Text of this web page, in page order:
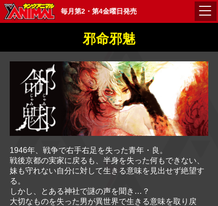
毎月第2・第4金曜日発売
邪命邪魅
1946年、戦争で右手右足を失った青年・良。
戦後京都の実家に戻るも、半身を失った何もできない、
妹も守れない自分に対して生きる意味を見出せず絶望す
る。
しかし、とある神社で謎の声を聞き…？
大切なものを失った男が異世界で生きる意味を取り戻